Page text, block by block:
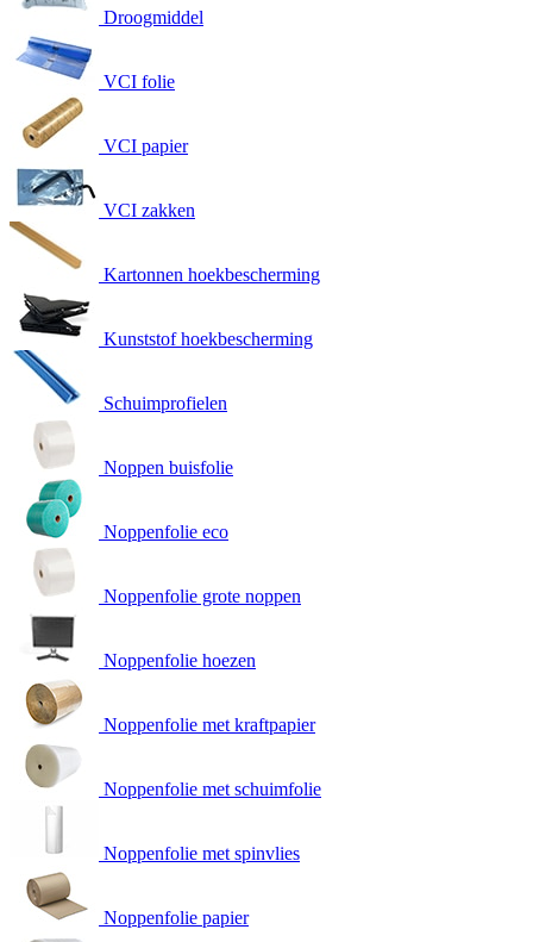
Droogmiddel
VCI folie
VCI papier
VCI zakken
Kartonnen hoekbescherming
Kunststof hoekbescherming
Schuimprofielen
Noppen buisfolie
Noppenfolie eco
Noppenfolie grote noppen
Noppenfolie hoezen
Noppenfolie met kraftpapier
Noppenfolie met schuimfolie
Noppenfolie met spinvlies
Noppenfolie papier